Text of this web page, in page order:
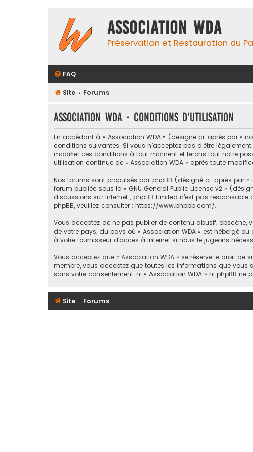
Association WDA
Préservation et Restauration du
FAQ
Site Forums
Association WDA - Conditions d’utilisation
En accédant à « Association WDA » (désigné ci-après par «
conditions suivantes. Si vous n’acceptez pas d’être
modifier ces conditions à tout moment et ferons tout notre
utilisation continue de « Association WDA » après toute
Nos forums sont propulsés par phpBB (désigné ci-après par «
forum publiée sous la « GNU General Public License v2 »
discussions sur Internet ; phpBB Limited n’est pas
phpBB, veuillez consulter : https://www.phpbb.com/.
Vous acceptez de ne pas publier de contenu abusif,
de votre pays, du pays où « Association WDA » est hébergé
à votre fournisseur d’accès à Internet si nous le jugeons
Vous acceptez que « Association WDA » se réserve le droit
membre, vous acceptez que toutes les informations que
sans votre consentement, ni « Association WDA » ni phpBB
Site Forums